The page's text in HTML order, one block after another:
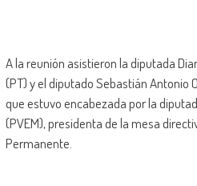
A la reunión asistieron la diputada
(PT) y el diputado Sebastián Antonio
que estuvo encabezada por la
(PVEM), presidenta de la mesa
Permanente.